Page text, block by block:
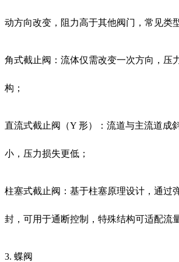
动方向改变，阻力高于其他阀门，常见类
角式截止阀：流体仅需改变一次方向，压
构；
直流式截止阀（Y 形）：流道与主流道成
小，压力损失更低；
柱塞式截止阀：基于柱塞原理设计，通过
封，可用于通断控制，特殊结构可适配流
3. 蝶阀